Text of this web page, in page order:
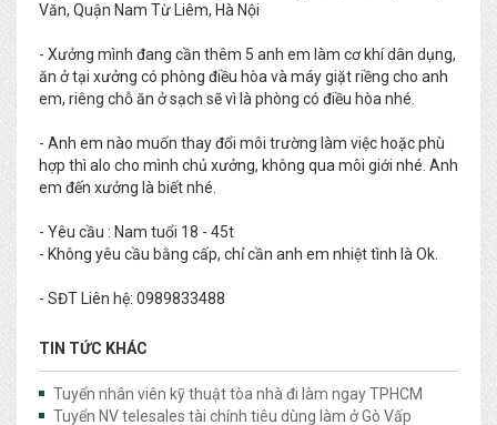
Văn, Quận Nam Từ Liêm, Hà Nội
- Xưởng mình đang cần thêm 5 anh em làm cơ khí dân dụng,
ăn ở tại xưởng có phòng điều hòa và máy giặt riềng cho anh
em, riêng chỗ ăn ở sạch sẽ vì là phòng có điều hòa nhé.
- Anh em nào muốn thay đổi môi trường làm việc hoặc phù
hợp thì alo cho mình chủ xưởng, không qua môi giới nhé. Anh
em đến xưởng là biết nhé.
- Yêu cầu : Nam tuổi 18 - 45t
- Không yêu cầu bằng cấp, chỉ cần anh em nhiệt tình là Ok.
- SĐT Liên hệ: 0989833488
TIN TỨC KHÁC
Tuyển nhân viên kỹ thuật tòa nhà đi làm ngay TPHCM
Tuyển NV telesales tài chính tiêu dùng làm ở Gò Vấp